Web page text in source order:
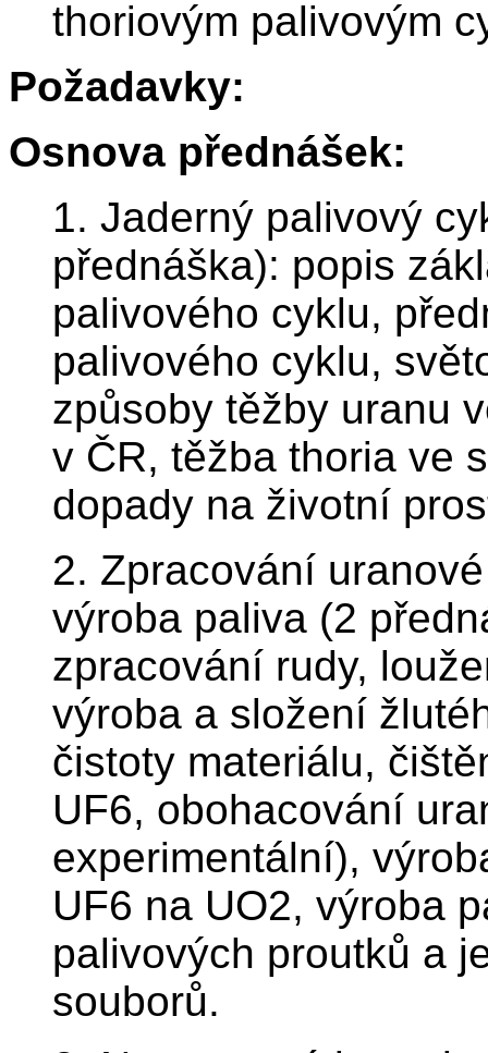
thoriovým palivovým
Požadavky:
Osnova přednášek:
1. Jaderný palivový
přednáška): popis
palivového cyklu,
palivového cyklu,
způsoby těžby uranu
v ČR, těžba thoria ve
dopady na životní
2. Zpracování
výroba paliva (2
zpracování rudy,
výroba a složení
čistoty materiálu,
UF6, obohacování
experimentální),
UF6 na UO2, výroba
palivových proutků a
souborů.